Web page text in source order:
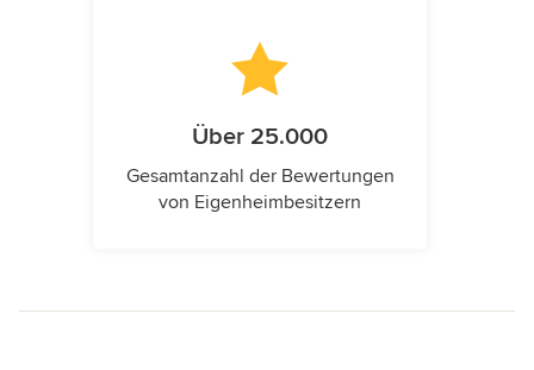
Über 25.000
Gesamtanzahl der Bewertungen
von Eigenheimbesitzern